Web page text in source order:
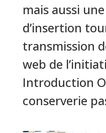
mais aussi
d’insertion
transmission
web de
Introduction
conserverie